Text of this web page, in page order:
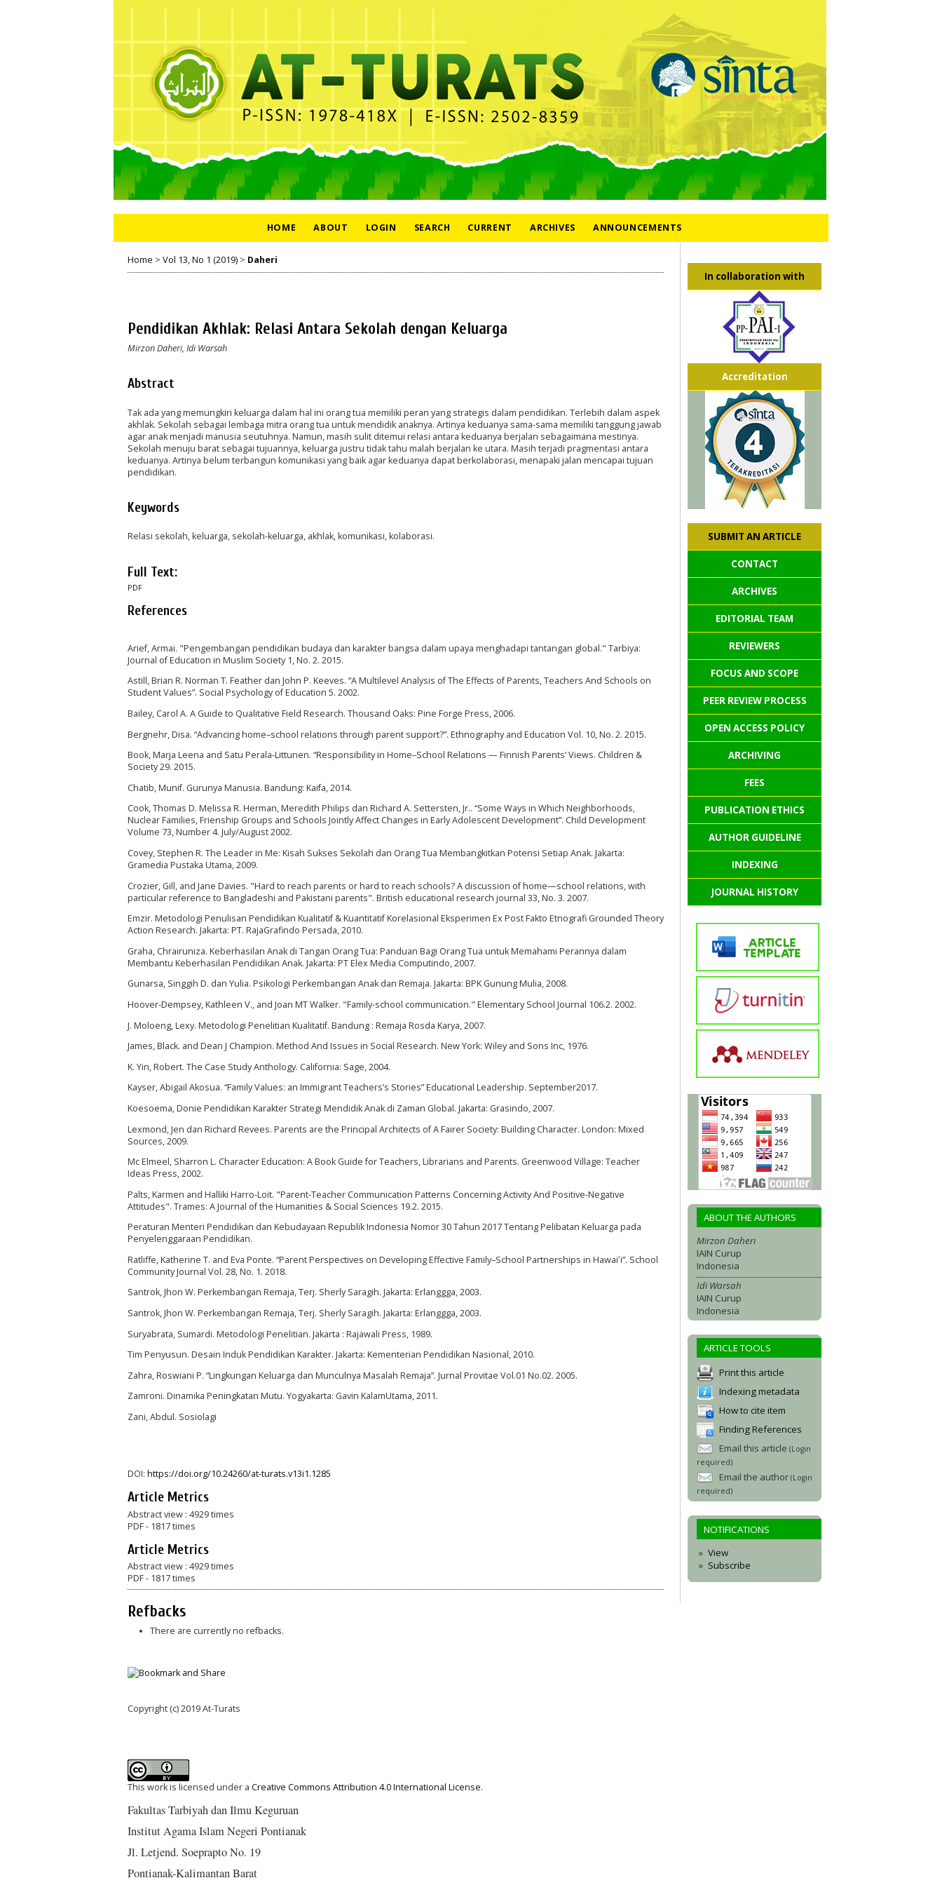
In collaboration with
Accreditation
SUBMIT AN ARTICLE
CONTACT
ARCHIVES
EDITORIAL TEAM
REVIEWERS
FOCUS AND SCOPE
PEER REVIEW PROCESS
OPEN ACCESS POLICY
ARCHIVING
FEES
PUBLICATION ETHICS
AUTHOR GUIDELINE
INDEXING
JOURNAL HISTORY
ABOUT THE AUTHORS
Mirzon Daheri
IAIN Curup
Indonesia
Idi Warsah
IAIN Curup
Indonesia
ARTICLE TOOLS
Print this article
Indexing metadata
How to cite item
Finding References
Email this article(Login
required)
Email the author(Login
required)
NOTIFICATIONS
View
Subscribe
HOME ABOUT LOGIN SEARCH CURRENT ARCHIVES ANNOUNCEMENTS
Home > Vol 13, No 1 (2019) > Daheri
Pendidikan Akhlak: Relasi Antara Sekolah dengan Keluarga
Mirzon Daheri, Idi Warsah
Abstract
Tak ada yang memungkiri keluarga dalam hal ini orang tua memiliki peran yang strategis dalam pendidikan. Terlebih dalam aspek
akhlak. Sekolah sebagai lembaga mitra orang tua untuk mendidik anaknya. Artinya keduanya sama-sama memiliki tanggung jawab
agar anak menjadi manusia seutuhnya. Namun, masih sulit ditemui relasi antara keduanya berjalan sebagaimana mestinya.
Sekolah menuju barat sebagai tujuannya, keluarga justru tidak tahu malah berjalan ke utara. Masih terjadi pragmentasi antara
keduanya. Artinya belum terbangun komunikasi yang baik agar keduanya dapat berkolaborasi, menapaki jalan mencapai tujuan
pendidikan.
Keywords
Relasi sekolah, keluarga, sekolah-keluarga, akhlak, komunikasi, kolaborasi.
Full Text:
PDF
References
Arief, Armai. "Pengembangan pendidikan budaya dan karakter bangsa dalam upaya menghadapi tantangan global." Tarbiya:
Journal of Education in Muslim Society 1, No. 2. 2015.
Astill, Brian R. Norman T. Feather dan John P. Keeves. “A Multilevel Analysis of The Effects of Parents, Teachers And Schools on
Student Values”. Social Psychology of Education 5. 2002.
Bailey, Carol A. A Guide to Qualitative Field Research. Thousand Oaks: Pine Forge Press, 2006.
Bergnehr, Disa. “Advancing home–school relations through parent support?”. Ethnography and Education Vol. 10, No. 2. 2015.
Book, Marja Leena and Satu Perala-Littunen. “Responsibility in Home–School Relations — Finnish Parents’ Views. Children &
Society 29. 2015.
Chatib, Munif. Gurunya Manusia. Bandung: Kaifa, 2014.
Cook, Thomas D. Melissa R. Herman, Meredith Philips dan Richard A. Settersten, Jr.. “Some Ways in Which Neighborhoods,
Nuclear Families, Frienship Groups and Schools Jointly Affect Changes in Early Adolescent Development”. Child Development
Volume 73, Number 4. July/August 2002.
Covey, Stephen R. The Leader in Me: Kisah Sukses Sekolah dan Orang Tua Membangkitkan Potensi Setiap Anak. Jakarta:
Gramedia Pustaka Utama, 2009.
Crozier, Gill, and Jane Davies. "Hard to reach parents or hard to reach schools? A discussion of home—school relations, with
particular reference to Bangladeshi and Pakistani parents". British educational research journal 33, No. 3. 2007.
Emzir. Metodologi Penulisan Pendidikan Kualitatif & Kuantitatif Korelasional Eksperimen Ex Post Fakto Etnografi Grounded Theory
Action Research. Jakarta: PT. RajaGrafindo Persada, 2010.
Graha, Chrairuniza. Keberhasilan Anak di Tangan Orang Tua: Panduan Bagi Orang Tua untuk Memahami Perannya dalam
Membantu Keberhasilan Pendidikan Anak. Jakarta: PT Elex Media Computindo, 2007.
Gunarsa, Singgih D. dan Yulia. Psikologi Perkembangan Anak dan Remaja. Jakarta: BPK Gunung Mulia, 2008.
Hoover-Dempsey, Kathleen V., and Joan MT Walker. "Family-school communication." Elementary School Journal 106.2. 2002.
J. Moloeng, Lexy. Metodologi Penelitian Kualitatif. Bandung : Remaja Rosda Karya, 2007.
James, Black. and Dean J Champion. Method And Issues in Social Research. New York: Wiley and Sons Inc, 1976.
K. Yin, Robert. The Case Study Anthology. California: Sage, 2004.
Kayser, Abigail Akosua. “Family Values: an Immigrant Teachers’s Stories” Educational Leadership. September2017.
Koesoema, Donie Pendidikan Karakter Strategi Mendidik Anak di Zaman Global. Jakarta: Grasindo, 2007.
Lexmond, Jen dan Richard Revees. Parents are the Principal Architects of A Fairer Society: Building Character. London: Mixed
Sources, 2009.
Mc Elmeel, Sharron L. Character Education: A Book Guide for Teachers, Librarians and Parents. Greenwood Village: Teacher
Ideas Press, 2002.
Palts, Karmen and Halliki Harro-Loit. "Parent-Teacher Communication Patterns Concerning Activity And Positive-Negative
Attitudes". Trames: A Journal of the Humanities & Social Sciences 19.2. 2015.
Peraturan Menteri Pendidikan dan Kebudayaan Republik Indonesia Nomor 30 Tahun 2017 Tentang Pelibatan Keluarga pada
Penyelenggaraan Pendidikan.
Ratliffe, Katherine T. and Eva Ponte. “Parent Perspectives on Developing Effective Family–School Partnerships in Hawaiʻi”. School
Community Journal Vol. 28, No. 1. 2018.
Santrok, Jhon W. Perkembangan Remaja, Terj. Sherly Saragih. Jakarta: Erlanggga, 2003.
Santrok, Jhon W. Perkembangan Remaja, Terj. Sherly Saragih. Jakarta: Erlanggga, 2003.
Suryabrata, Sumardi. Metodologi Penelitian. Jakarta : Rajawali Press, 1989.
Tim Penyusun. Desain Induk Pendidikan Karakter. Jakarta: Kementerian Pendidikan Nasional, 2010.
Zahra, Roswiani P. “Lingkungan Keluarga dan Munculnya Masalah Remaja”. Jurnal Provitae Vol.01 No.02. 2005.
Zamroni. Dinamika Peningkatan Mutu. Yogyakarta: Gavin KalamUtama, 2011.
Zani, Abdul. Sosiolagi
DOI: https://doi.org/10.24260/at-turats.v13i1.1285
Article Metrics
Abstract view : 4929 times
PDF - 1817 times
Article Metrics
Abstract view : 4929 times
PDF - 1817 times
Refbacks
There are currently no refbacks.
Copyright (c) 2019 At-Turats
This work is licensed under a Creative Commons Attribution 4.0 International License.
Fakultas Tarbiyah dan Ilmu Keguruan
Institut Agama Islam Negeri Pontianak
Jl. Letjend. Soeprapto No. 19
Pontianak-Kalimantan Barat